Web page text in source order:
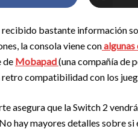
bastante información
la consola viene conalgunas
de Mobapad(una compañía de
compatibilidad con los
asegura que la Switch 2
hay mayores detalles sobre si